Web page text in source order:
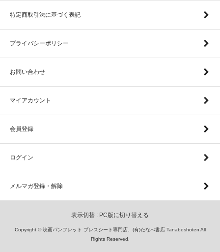
特定商取引法に基づく表記
プライバシーポリシー
お問い合わせ
マイアカウント
会員登録
ログイン
メルマガ登録・解除
表示切替 : PC版に切り替える
Copyright © 映画パンフレット プレスシート専門店、(有)たなべ書店 Tanabeshoten All
Rights Reserved.